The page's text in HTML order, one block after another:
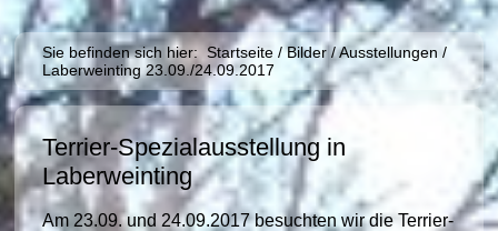
Sie befinden sich hier:Startseite / Bilder /Ausstellungen /
Laberweinting 23.09./24.09.2017
Terrier-Spezialausstellung in
Laberweinting
Am 23.09. und 24.09.2017 besuchten wir die Terrier-